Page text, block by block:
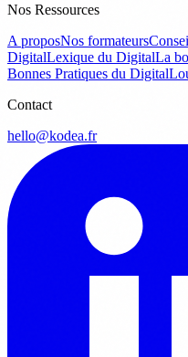
Nos Ressources
A proposNos formateurs
DigitalLexique du DigitalLa
Bonnes Pratiques du Digital
Contact
hello@kodea.fr